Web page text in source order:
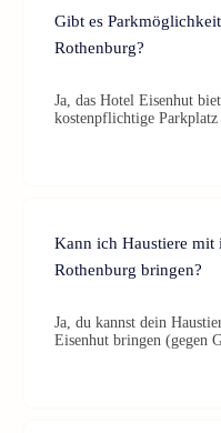
Gibt es
Rothenburg?
Ja, das Hotel Eisenhut
kostenpflichtige
Kann ich Haustiere mit
Rothenburg bringen?
Ja, du kannst dein
Eisenhut bringen (gegen